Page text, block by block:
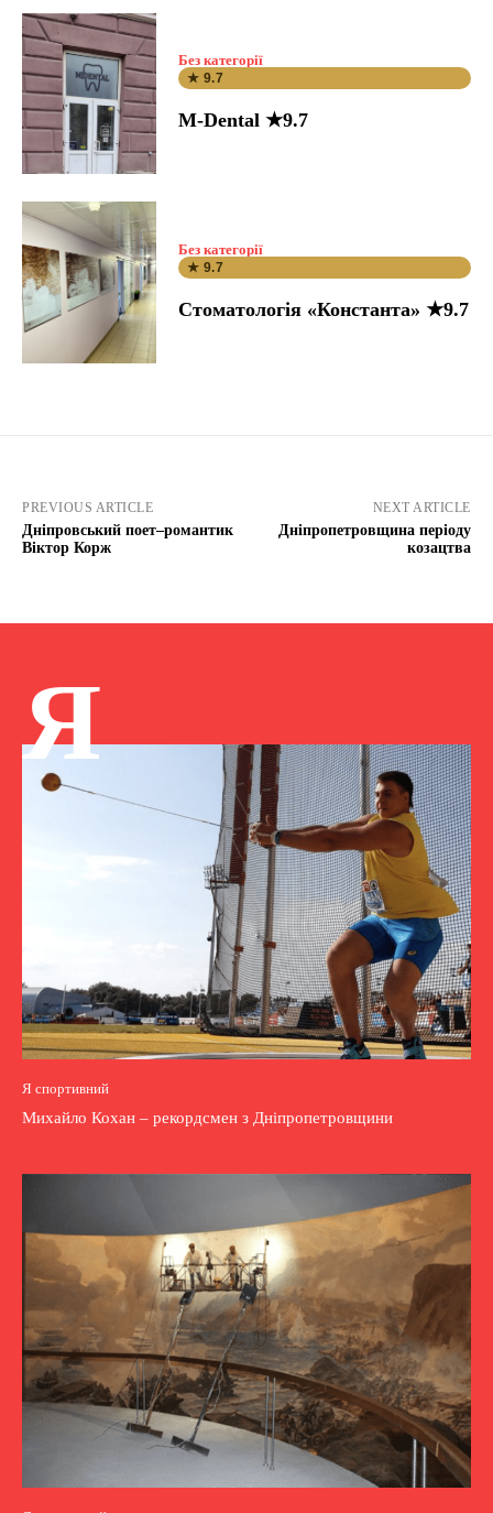
Без категорії
★ 9.7
M-Dental ★9.7
Без категорії
★ 9.7
Стоматологія «Константа» ★9.7
PREVIOUS ARTICLE
Дніпровський поет–романтик
Віктор Корж
NEXT ARTICLE
Дніпропетровщина періоду
козацтва
Я
Я спортивний
Михайло Кохан – рекордсмен з Дніпропетровщини